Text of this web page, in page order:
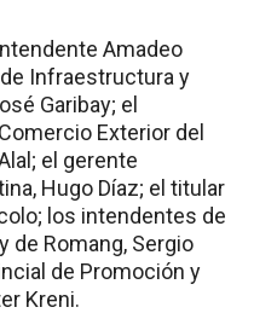
Amadeo
Infraestructura y
Garibay; el
Exterior del
el gerente
Hugo Díaz; el titular
los intendentes de
de Romang, Sergio
de Promoción y
Kreni.